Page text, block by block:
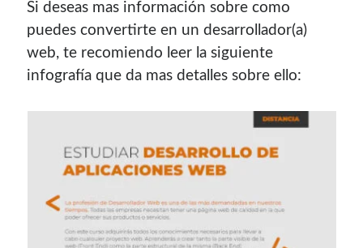
Si deseas mas información sobre como
puedes convertirte en un desarrollador(a)
web, te recomiendo leer la siguiente
infografía que da mas detalles sobre ello: